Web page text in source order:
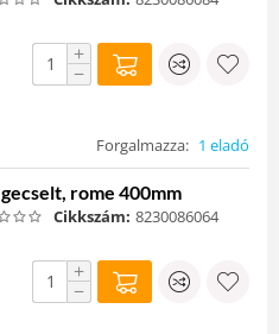
+
−
Forgalmazza: 1 eladó
rome 400mm
Cikkszám: 8230086064
+
−